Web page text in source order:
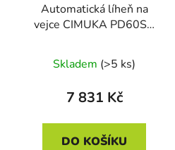
Automatická líheň na
vejce CIMUKA PD60SH
Skladem (>5 ks)
7 831 Kč
DO KOŠÍKU